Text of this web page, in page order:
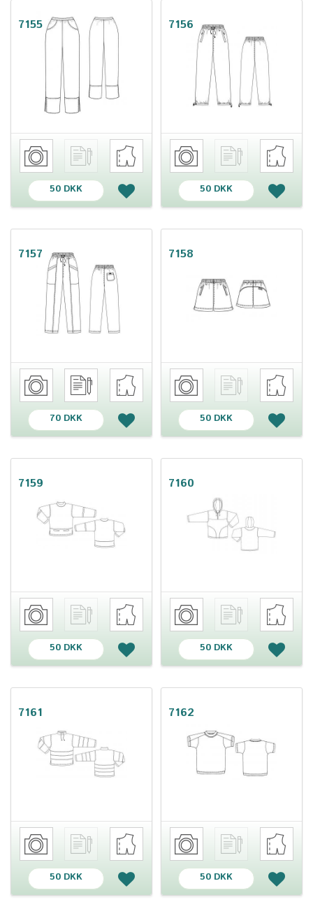
7155
50 DKK
7156
50 DKK
7157
70 DKK
7158
50 DKK
7159
50 DKK
7160
50 DKK
7161
50 DKK
7162
50 DKK